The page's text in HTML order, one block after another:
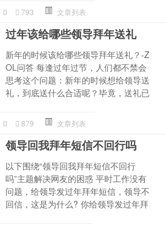
0 793 文章列表
过年该给哪些领导拜年送礼
新年的时候该给哪些领导拜年送礼？-Z
OL问答 每逢过年过节，人们都不禁会
思考这个问题：新年的时候想给领导送
礼，到底送什么合适呢？毕竟，送礼已
0 879 文章列表
领导回我拜年短信不回行吗
以下围绕“领导回我拜年短信不回行
吗”主题解决网友的困惑 平时工作没有
问题，给领导发过年拜年短信，领导不
回信，这是为什么? 你给领导发过年拜